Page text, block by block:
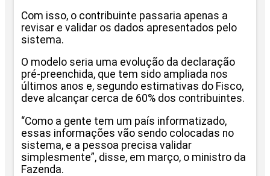
Com isso, o contribuinte passaria apenas a
revisar e validar os dados apresentados pelo
sistema.
O modelo seria uma evolução da declaração
pré-preenchida, que tem sido ampliada nos
últimos anos e, segundo estimativas do Fisco,
deve alcançar cerca de 60% dos contribuintes.
“Como a gente tem um país informatizado,
essas informações vão sendo colocadas no
sistema, e a pessoa precisa validar
simplesmente”, disse, em março, o ministro da
Fazenda.